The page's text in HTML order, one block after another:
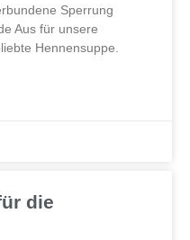
Sperrung
Aus für unsere
Hennensuppe.
die